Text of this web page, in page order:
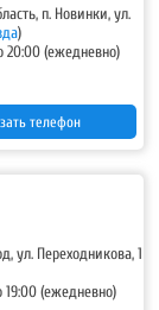
п. Новинки, ул.
)
20:00 (ежедневно)
987-081-26-25
телефон
ул. Переходникова, 1
19:00 (ежедневно)